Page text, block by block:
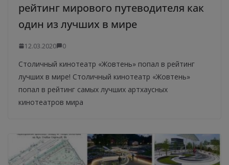
рейтинг мирового путеводителя как
один из лучших в мире
12.03.2020 0
Столичный кинотеатр «Жовтень» попал в рейтинг
лучших в мире! Столичный кинотеатр «Жовтень»
попал в рейтинг самых лучших артхаусных
кинотеатров мира